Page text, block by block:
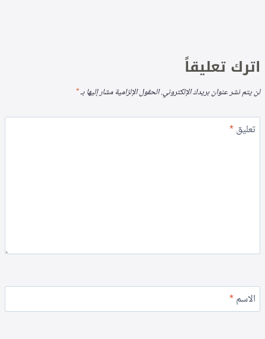
اترك تعليقاً
لن يتم نشر عنوان بريدك الإلكتروني.الحقول الإلزامية مشار إليها بـ*
تعليق*
الاسم*